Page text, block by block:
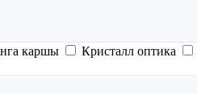
каршы Кристалл оптика